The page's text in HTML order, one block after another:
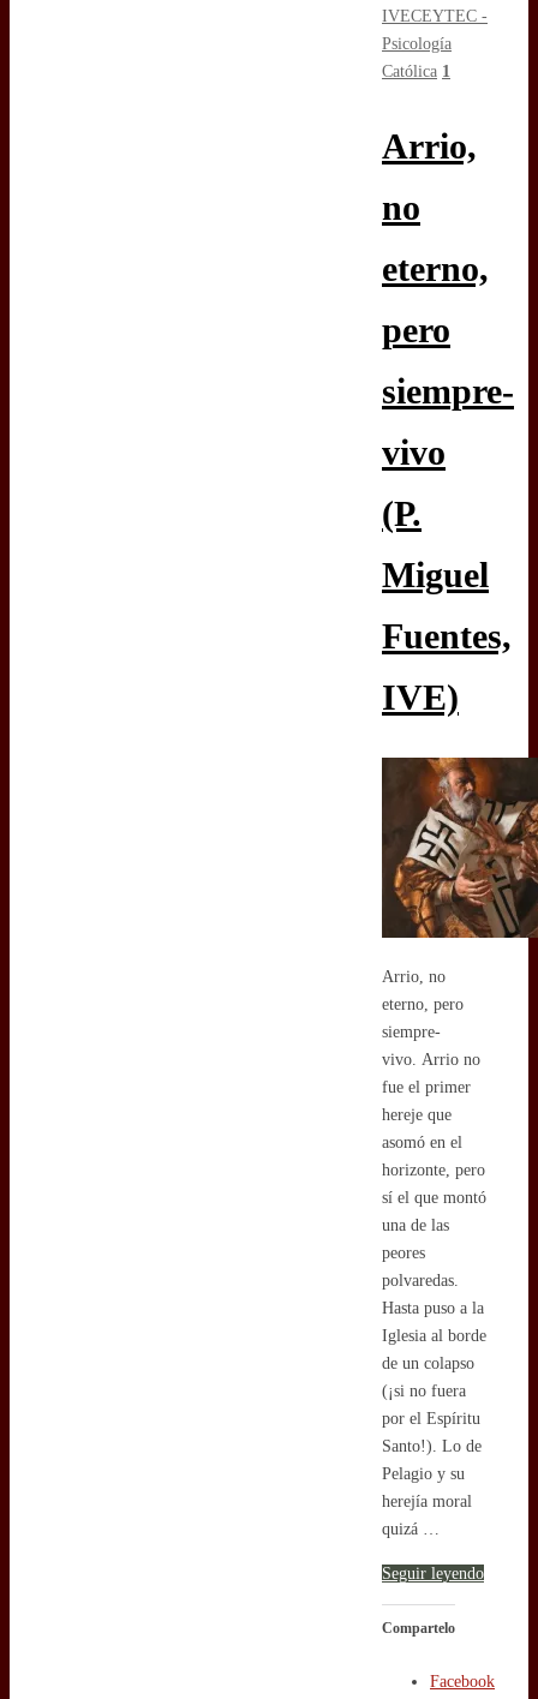
IVECEYTEC -
Psicología
Católica 1
Arrio,
no
eterno,
pero
siempre-
vivo
(P.
Miguel
Fuentes,
IVE)
Arrio, no
eterno, pero
siempre-
vivo. Arrio no
fue el primer
hereje que
asomó en el
horizonte, pero
sí el que montó
una de las
peores
polvaredas.
Hasta puso a la
Iglesia al borde
de un colapso
(¡si no fuera
por el Espíritu
Santo!). Lo de
Pelagio y su
herejía moral
quizá …
Seguir leyendo
Compartelo
Facebook